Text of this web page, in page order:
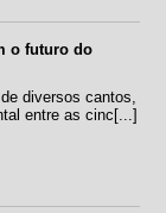
o futuro do
diversos cantos,
entre as cinc[...]